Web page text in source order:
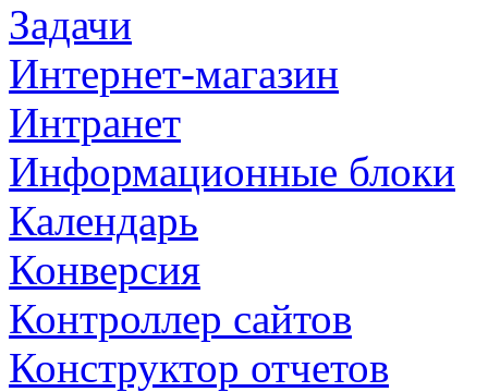
Задачи
Интернет-магазин
Интранет
Информационные блоки
Календарь
Конверсия
Контроллер сайтов
Конструктор отчетов